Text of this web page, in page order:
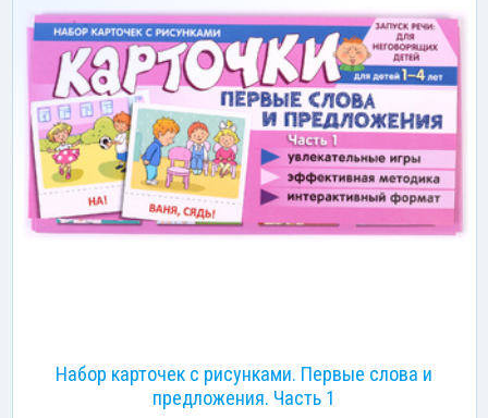
Набор карточек с рисунками. Первые слова и
предложения. Часть 1